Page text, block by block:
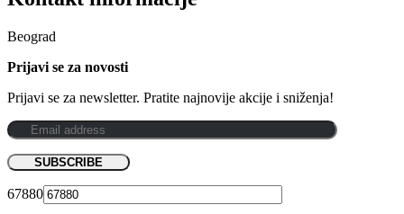
Beograd
Prijavi se za novosti
Prijavi se za newsletter. Pratite najnovije akcije i sniženja!
67880